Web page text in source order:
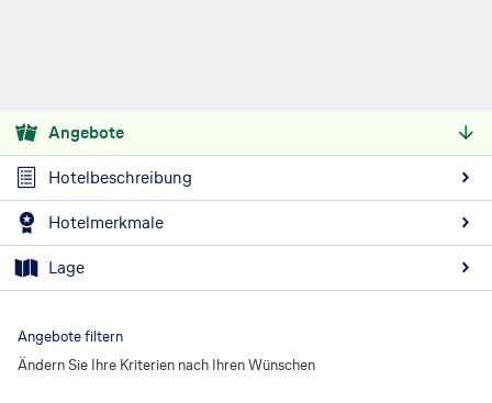
Angebote
Hotelbeschreibung
Hotelmerkmale
Lage
Angebote filtern
Ändern Sie Ihre Kriterien nach Ihren Wünschen